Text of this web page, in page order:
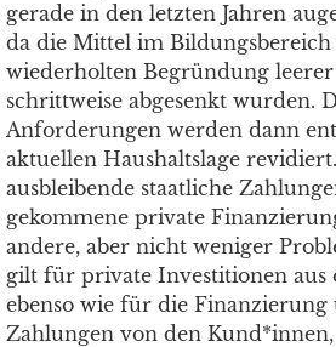
gerade in den letzten Jahren
da die Mittel im Bildungsbereich
wiederholten Begründung leerer
schrittweise abgesenkt wurden.
Anforderungen werden dann
aktuellen Haushaltslage
ausbleibende staatliche
gekommene private
andere, aber nicht weniger
gilt für private Investitionen aus
ebenso wie für die
Zahlungen von den